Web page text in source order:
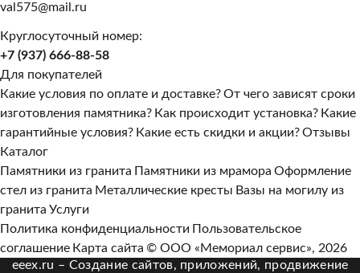
val575@mail.ru
Круглосуточный номер:
+7 (937) 666-88-58
Для покупателей
Какие условия по оплате и доставке?От чего зависят сроки
изготовления памятника? Как происходит установка? Какие
гарантийные условия? Какие есть скидки и акции?Отзывы
Каталог
Памятники из гранита Памятники из мрамора Оформление
стел из гранита Металлические кресты Вазы на могилу из
гранита Услуги
Политика конфиденциальности Пользовательское
соглашение Карта сайта © ООО «Мемориал сервис», 2026
eeex.ru – Создание сайтов, приложений, продвижение